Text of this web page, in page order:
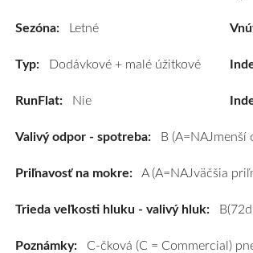
R16C
za
výhodnú
a
tomu
Sezóna: Letné
Typ: Dodávkové + malé úžitkové
RunFlat: Nie
Valivý odpor - spotreba: B (A=NAJmenší
Priľnavosť na mokre: A (A=NAJväčšia
Trieda veľkosti hluku - valivý hluk:
Poznámky: C-čková (C = Commercial)